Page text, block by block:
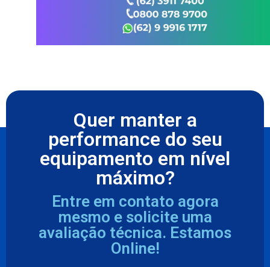
Quer manter a
performance do seu
equipamento em nível
máximo?
Entre em contato agora
mesmo e solicite uma
avaliação técnica. Estamos
Online!